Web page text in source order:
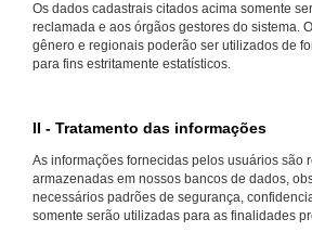
Os dados cadastrais citados acima somente
reclamada e aos órgãos gestores do sistema.
gênero e regionais poderão ser utilizados de
para fins estritamente estatísticos.
II - Tratamento das informações
As informações fornecidas pelos usuários são
armazenadas em nossos bancos de dados,
necessários padrões de segurança,
somente serão utilizadas para as finalidades